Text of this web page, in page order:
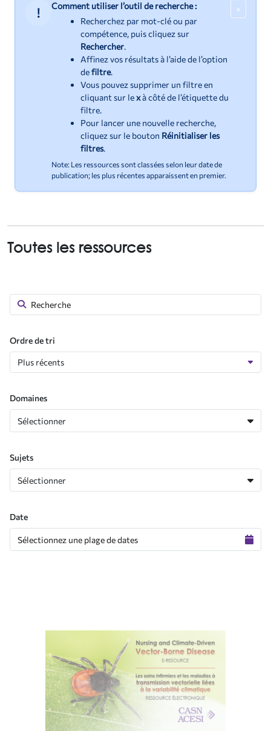
!Important
Comment utiliser l’outil de recherche :
Recherchez par mot‑clé ou par
compétence, puis cliquez sur
Rechercher.
Affinez vos résultats à l’aide de l’option
defiltre.
Vous pouvez supprimer un filtre en
cliquant sur lexà côté de l’étiquette du
filtre.
Pour lancer une nouvelle recherche,
cliquez sur le bouton Réinitialiser les
filtres.
Note: Les ressources sont classées selon leur date de
publication; les plus récentes apparaissent en premier.
×
Toutes les ressources
Ordre de tri
Domaines
Sélectionner
Sujets
Sélectionner
Date